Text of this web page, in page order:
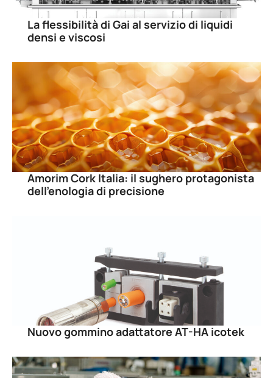
La flessibilità di Gai al servizio di liquidi
densi e viscosi
Amorim Cork Italia: il sughero protagonista
dell’enologia di precisione
Nuovo gommino adattatore AT-HA icotek